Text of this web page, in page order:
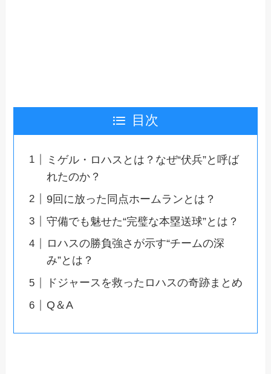
目次
ミゲル・ロハスとは？なぜ“伏兵”と呼ば
れたのか？
9回に放った同点ホームランとは？
守備でも魅せた“完璧な本塁送球”とは？
ロハスの勝負強さが示す“チームの深
み”とは？
ドジャースを救ったロハスの奇跡まとめ
Q＆A